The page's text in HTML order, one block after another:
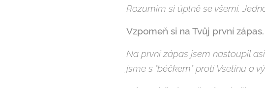
Rozumím si úplně se všemi.
Vzpomeň si na Tvůj první
Na první zápas jsem nastoupil
jsme s "béčkem" proti Vsetínu a